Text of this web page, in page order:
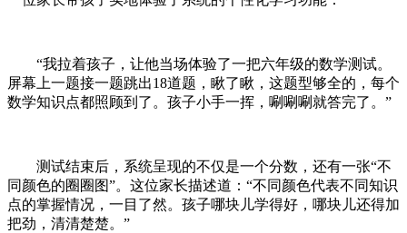
“我拉着孩子，让他当场体验了一把六年级的数学测试。
屏幕上一题接一题跳出18道题，瞅了瞅，这题型够全的，每个
数学知识点都照顾到了。孩子小手一挥，唰唰唰就答完了。”
测试结束后，系统呈现的不仅是一个分数，还有一张“不
同颜色的圈圈图”。这位家长描述道：“不同颜色代表不同知识
点的掌握情况，一目了然。孩子哪块儿学得好，哪块儿还得加
把劲，清清楚楚。”